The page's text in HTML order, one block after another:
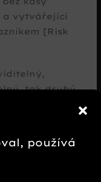
používá
a vytvářející
[Risk
tak druhý
všeho
zlomek